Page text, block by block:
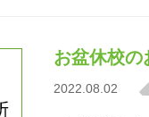
お盆休校の
2022.08.02